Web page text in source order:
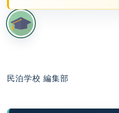
民泊学校 編集部